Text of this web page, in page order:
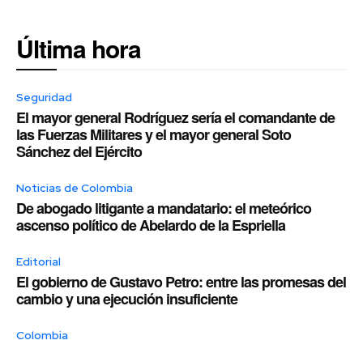
Última hora
Seguridad
El mayor general Rodríguez sería el comandante de
las Fuerzas Militares y el mayor general Soto
Sánchez del Ejército
Noticias de Colombia
De abogado litigante a mandatario: el meteórico
ascenso político de Abelardo de la Espriella
Editorial
El gobierno de Gustavo Petro: entre las promesas del
cambio y una ejecución insuficiente
Colombia